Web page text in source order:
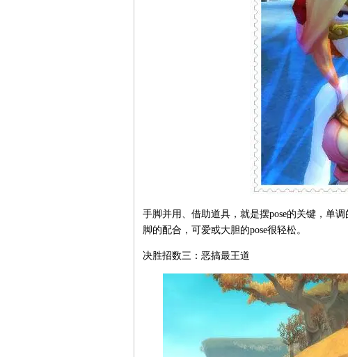
手脚并用、借助道具，就是摆pose的关键，单
脚的配合，可爱或大胆的pose很轻松。
决胜招数三：恶搞最王道